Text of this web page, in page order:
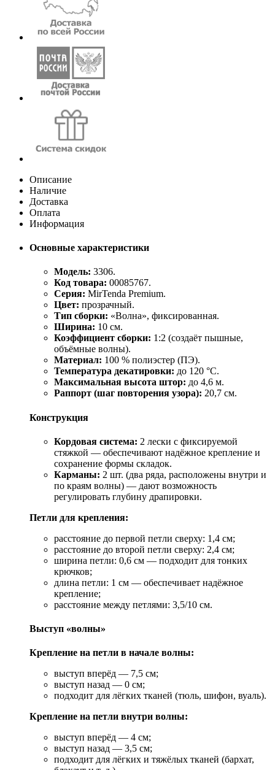
Описание
Наличие
Доставка
Оплата
Информация
Основные характеристики
Модель: 3306.
Код товара: 00085767.
Серия: MirTenda Premium.
Цвет: прозрачный.
Тип сборки: «Волна», фиксированная.
Ширина: 10 см.
Коэффициент сборки: 1:2 (создаёт пышные,
объёмные волны).
Материал: 100 % полиэстер (ПЭ).
Температура декатировки: до 120 °C.
Максимальная высота штор: до 4,6 м.
Раппорт (шаг повторения узора): 20,7 см.
Конструкция
Кордовая система: 2 лески с фиксируемой
стяжкой — обеспечивают надёжное крепление и
сохранение формы складок.
Карманы: 2 шт. (два ряда, расположены внутри и
по краям волны) — дают возможность
регулировать глубину драпировки.
Петли для крепления:
расстояние до первой петли сверху: 1,4 см;
расстояние до второй петли сверху: 2,4 см;
ширина петли: 0,6 см — подходит для тонких
крючков;
длина петли: 1 см — обеспечивает надёжное
крепление;
расстояние между петлями: 3,5/10 см.
Выступ «волны»
Крепление на петли в начале волны:
выступ вперёд — 7,5 см;
выступ назад — 0 см;
подходит для лёгких тканей (тюль, шифон, вуаль).
Крепление на петли внутри волны:
выступ вперёд — 4 см;
выступ назад — 3,5 см;
подходит для лёгких и тяжёлых тканей (бархат,